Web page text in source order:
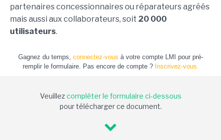
partenaires concessionnaires ou réparateurs agréés
mais aussi aux collaborateurs, soit 20 000
utilisateurs.
Gagnez du temps, connectez-vous à votre compte LMI pour pré-
remplir le formulaire. Pas encore de compte ? Inscrivez-vous.
Veuillezcompléter le formulaire ci-dessous
pour télécharger ce document.